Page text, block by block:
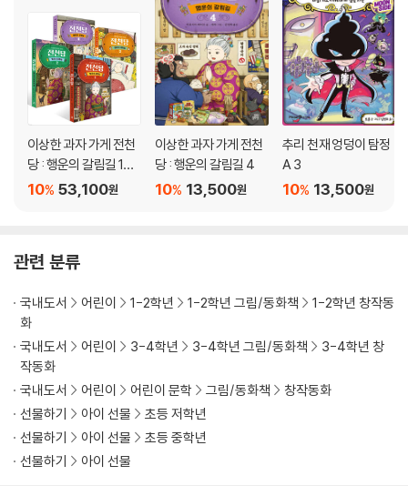
이상한 과자 가게 전천
당 : 행운의 갈림길 1~4
권 세트53,100원
10%
이상한 과자 가게 전천
당 : 행운의 갈림길 4
13,500원
10%
추리 천재 엉덩이 탐정
A 3
13,500원
10%
관련 분류
국내도서 어린이 1-2학년 1-2학년 그림/동화책
1-2학년 창작동
화
국내도서
어린이 3-4학년 3-4학년 그림/동화책
3-4학년 창
작동화
국내도서
어린이 어린이 문학 그림/동화책
창작동화
선물하기
아이 선물
초등 저학년
선물하기
아이 선물
초등 중학년
선물하기
아이 선물